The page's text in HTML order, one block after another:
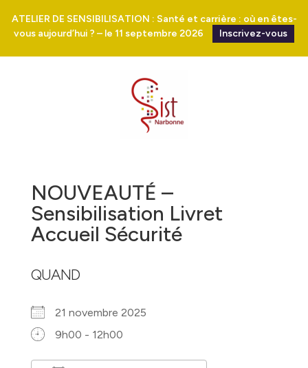
ATELIER DE SENSIBILISATION : Santé et carrière : où en êtes-
vous aujourd’hui ? – le 11 septembre 2026
Inscrivez-vous
NOUVEAUTÉ –
Sensibilisation Livret
Accueil Sécurité
QUAND
21 novembre 2025
9h00 - 12h00